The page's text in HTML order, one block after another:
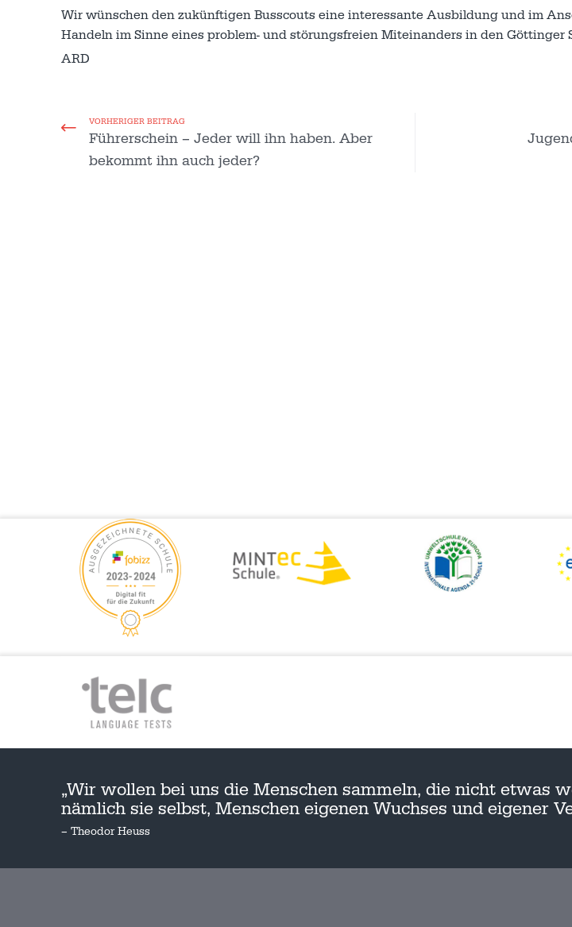
Wir wünschen den zukünftigen Busscouts eine interessante Ausbildung und im
Handeln im Sinne eines problem- und störungsfreien Miteinanders in den Göttinger
ARD
VORHERIGER BEITRAG
Führerschein – Jeder will ihn haben. Aber
bekommt ihn auch jeder?
„Wir wollen bei uns die Menschen sammeln, die nicht etwas
nämlich sie selbst, Menschen eigenen Wuchses und eigener
– Theodor Heuss